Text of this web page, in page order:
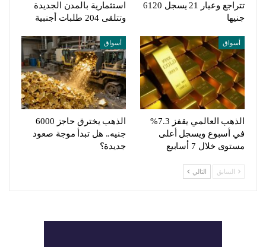
تتراجع وعيار 21 يسجل 6120
جنيها
استثمارية بالمدن الجديدة
وتتلقى 204 طلبات أجنبية
أسواق
الذهب العالمي يقفز 7.3%
في أسبوع ويسجل أعلى
مستوى خلال 7 أسابيع
أسواق
الذهب يخترق حاجز 6000
جنيه.. هل تبدأ موجة صعود
جديدة؟
السابق التالي